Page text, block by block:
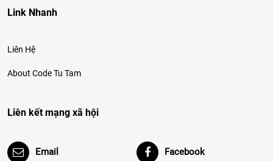
Link Nhanh
Liên Hệ
About Code Tu Tam
Liên kết mạng xã hội
Email Facebook